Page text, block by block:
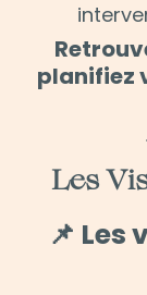
planifiez
Les
📌